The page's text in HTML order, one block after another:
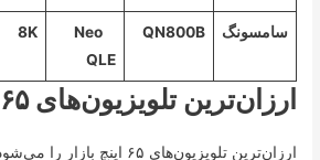
سامسونگ QN800B
Neo
QLE
8K
ارزان‌ترین تلویزیون‌های ۶۵ اینچ بازار